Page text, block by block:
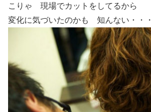
こりゃ 現場でカットをしてるから
変化に気づいたのかも 知んない・・・